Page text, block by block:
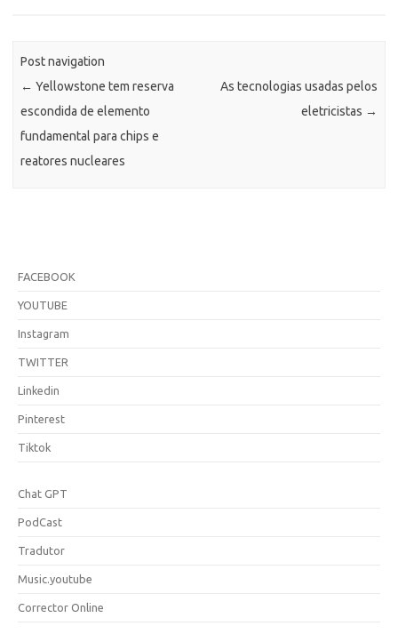
Post navigation
← Yellowstone tem reserva
escondida de elemento
fundamental para chips e
reatores nucleares
As tecnologias usadas pelos
eletricistas →
FACEBOOK
YOUTUBE
Instagram
TWITTER
Linkedin
Pinterest
Tiktok
Chat GPT
PodCast
Tradutor
Music.youtube
Corrector Online